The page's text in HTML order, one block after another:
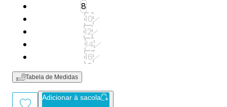
8
10
12
14
16
Tabela de Medidas
Adicionar à sacola